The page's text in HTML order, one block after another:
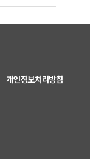
개인정보처리방침